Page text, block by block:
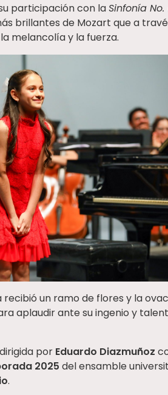
participación con laSinfonía No.
brillantes de Mozart que a
melancolía y la fuerza.
un ramo de flores y la
aplaudir ante su ingenio y
por Eduardo Diazmuñoz
2025 del ensamble
.